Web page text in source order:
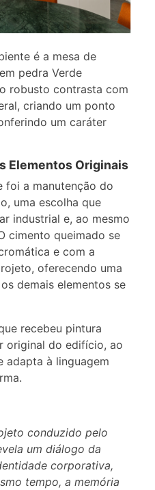
é a mesa de
pedra Verde
robusto contrasta com
criando um ponto
um caráter
Elementos Originais
foi a manutenção do
uma escolha que
industrial e, ao mesmo
cimento queimado se
e com a
oferecendo uma
demais elementos se
recebeu pintura
original do edifício, ao
adapta à linguagem
conduzido pelo
um diálogo da
corporativa,
tempo, a memória